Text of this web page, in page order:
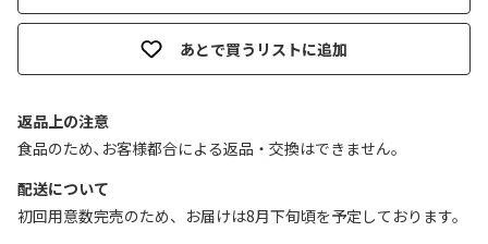
あとで買うリストに追加
返品上の注意
食品のため､お客様都合による返品・交換はできません｡
配送について
初回用意数完売のため、お届けは8月下旬頃を予定しております。